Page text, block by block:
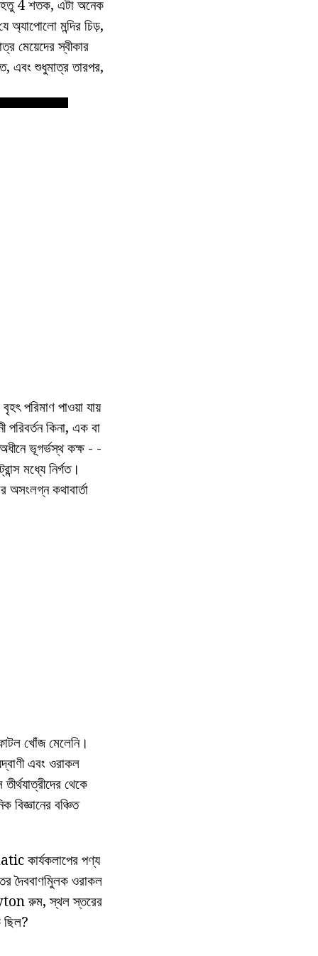
4 শতক, এটা অনেক
অ্যাপোলো মন্দির চিড়,
মেয়েদের স্বীকার
এবং শুধুমাত্র তারপর,
পরিমাণ পাওয়া যায়
পরিবর্তন কিনা, এক বা
ভূগর্ভস্থ কক্ষ - -
মধ্যে নির্গত।
কথাবার্তা
খোঁজ মেলেনি।
এবং ওরাকল
থেকে
বঞ্চিত
কার্যকলাপের পণ্য
দৈববাণমিুলক ওরাকল
রুম, স্থল স্তরের
ছিল?